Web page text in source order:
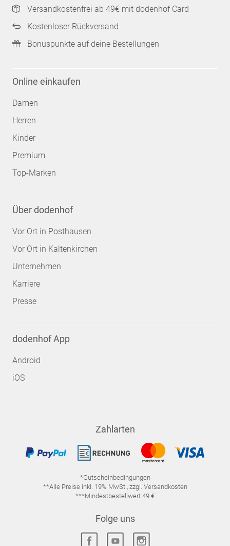
Versandkostenfrei ab 49€ mit dodenhof Card
Kostenloser Rückversand
Bonuspunkte auf deine Bestellungen
Online einkaufen
Damen
Herren
Kinder
Premium
Top-Marken
Über dodenhof
Vor Ort in Posthausen
Vor Ort in Kaltenkirchen
Unternehmen
Karriere
Presse
dodenhof App
Android
iOS
Zahlarten
*Gutscheinbedingungen
**Alle Preise inkl. 19% MwSt., zzgl. Versandkosten
***Mindestbestellwert 49 €
Folge uns